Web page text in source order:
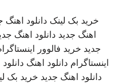
خرید بک لینک دانلود اهنگ
اهنگ جدید دانلود اهنگ
جدید خرید فالوور
اینستاگرام دانلود اهنگ
دانلود اهنگ جدید خرید بک